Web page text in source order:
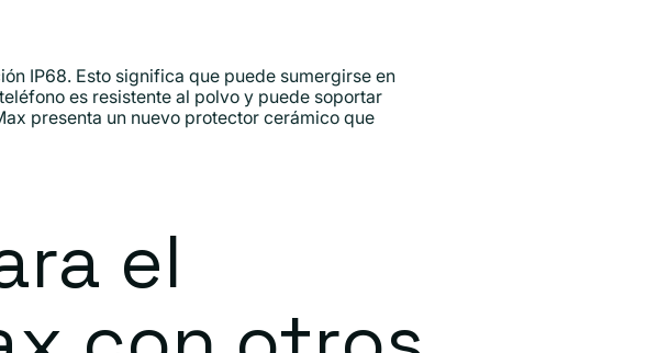
IP68. Esto significa que puede sumergirse en
es resistente al polvo y puede soportar
presenta un nuevo protector cerámico que
el